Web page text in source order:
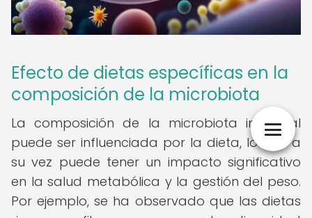
Efecto de dietas específicas en la
composición de la microbiota
La composición de la microbiota intestinal
puede ser influenciada por la dieta, lo que a
su vez puede tener un impacto significativo
en la salud metabólica y la gestión del peso.
Por ejemplo, se ha observado que las dietas